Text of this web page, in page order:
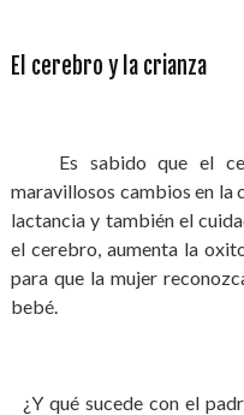
El cerebro y la crianza
Es sabido que el
maravillosos cambios en la
lactancia y también el
el cerebro, aumenta la
para que la mujer
bebé.
¿Y qué sucede con el